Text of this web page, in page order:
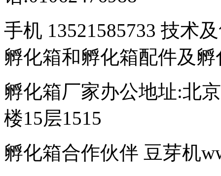
手机 13521585733 技术
孵化箱和孵化箱配件及
孵化箱厂家办公地址:北
楼15层1515
孵化箱合作伙伴 豆芽机